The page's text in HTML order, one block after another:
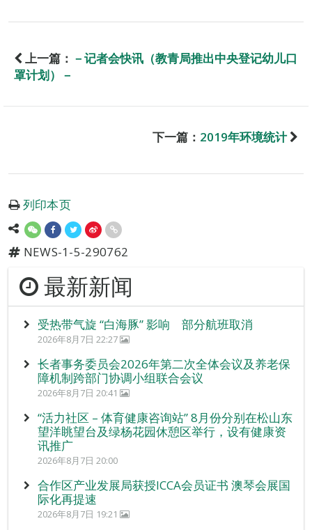
上一篇： －记者会快讯（教青局推出中央登记幼儿口
罩计划）－
下一篇： 2019年环境统计
列印本页
NEWS-1-5-290762
最新新闻
受热带气旋 “白海豚” 影响 部分航班取消
2026年8月7日 22:27
长者事务委员会2026年第二次全体会议及养老保
障机制跨部门协调小组联合会议
2026年8月7日 20:41
“活力社区 – 体育健康咨询站” 8月份分别在松山东
望洋眺望台及绿杨花园休憩区举行，设有健康资
讯推广
2026年8月7日 20:00
合作区产业发展局获授ICCA会员证书 澳琴会展国
际化再提速
2026年8月7日 19:21